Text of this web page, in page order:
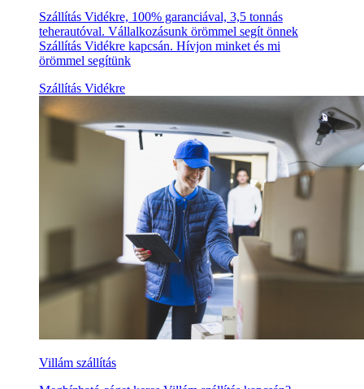
Szállítás Vidékre, 100% garanciával, 3,5 tonnás
teherautóval. Vállalkozásunk örömmel segít önnek
Szállítás Vidékre kapcsán. Hívjon minket és mi
örömmel segítünk
Szállítás Vidékre
Villám szállítás